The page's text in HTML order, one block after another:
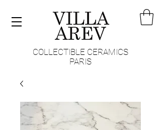
COLLECTIBLE CERAMICS
PARIS